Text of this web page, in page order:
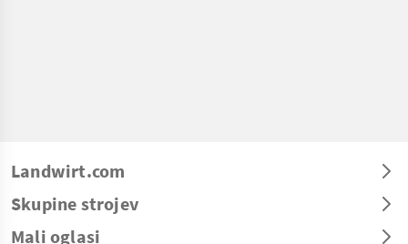
Landwirt.com
Skupine strojev
Mali oglasi